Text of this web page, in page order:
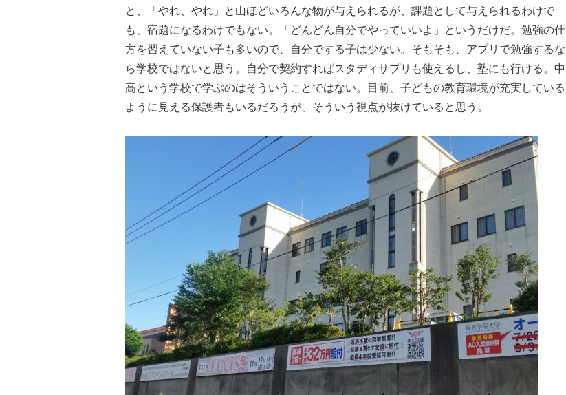
と、「やれ、やれ」と山ほどいろんな物が与えられるが、課題として与えられるわけで
も、宿題になるわけでもない。「どんどん自分でやっていいよ」というだけだ。勉強の仕
方を習えていない子も多いので、自分でする子は少ない。そもそも、アプリで勉強するな
ら学校ではないと思う。自分で契約すればスタディサプリも使えるし、塾にも行ける。中
高という学校で学ぶのはそういうことではない。目前、子どもの教育環境が充実している
ように見える保護者もいるだろうが、そういう視点が抜けていると思う。